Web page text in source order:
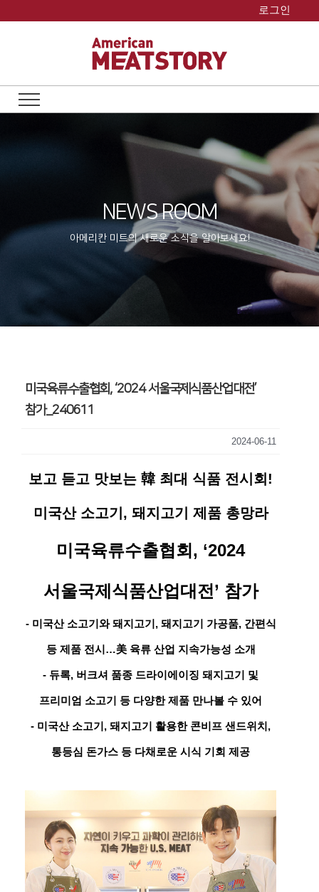
로그인
NEWS ROOM
아메리칸 미트의 새로운 소식을 알아보세요!
미국육류수출협회, ‘2024 서울국제식품산업대전’
참가_240611
2024-06-11
보고 듣고 맛보는 韓 최대 식품 전시회!
미국산 소고기, 돼지고기 제품 총망라
미국육류수출협회, ‘2024
서울국제식품산업대전’ 참가
- 미국산 소고기와 돼지고기, 돼지고기 가공품, 간편식
등 제품 전시…美 육류 산업 지속가능성 소개
- 듀록, 버크셔 품종 드라이에이징 돼지고기 및
프리미엄 소고기 등 다양한 제품 만나볼 수 있어
- 미국산 소고기, 돼지고기 활용한 콘비프 샌드위치,
통등심 돈가스 등 다채로운 시식 기회 제공